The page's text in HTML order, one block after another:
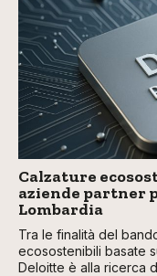
Calzature
aziende partner
Lombardia
Tra le finalità del
ecosostenibili basate
Deloitte è alla ricerca